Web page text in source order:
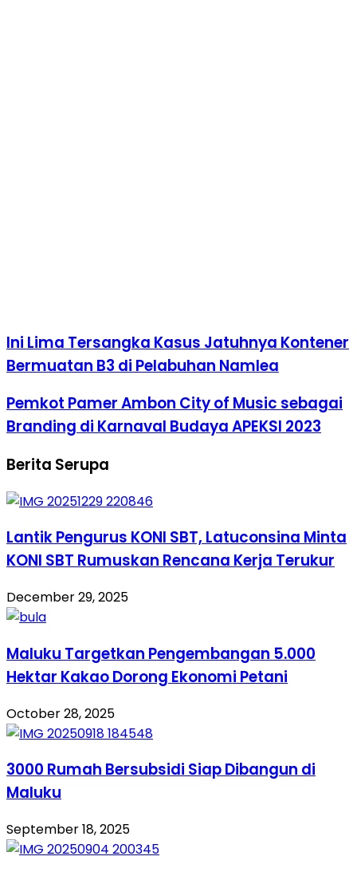
Ini Lima Tersangka Kasus Jatuhnya Kontener
Bermuatan B3 di Pelabuhan Namlea
Pemkot Pamer Ambon City of Music sebagai
Branding di Karnaval Budaya APEKSI 2023
Berita Serupa
Lantik Pengurus KONI SBT, Latuconsina Minta
KONI SBT Rumuskan Rencana Kerja Terukur
December 29, 2025
Maluku Targetkan Pengembangan 5.000
Hektar Kakao Dorong Ekonomi Petani
October 28, 2025
3000 Rumah Bersubsidi Siap Dibangun di
Maluku
September 18, 2025